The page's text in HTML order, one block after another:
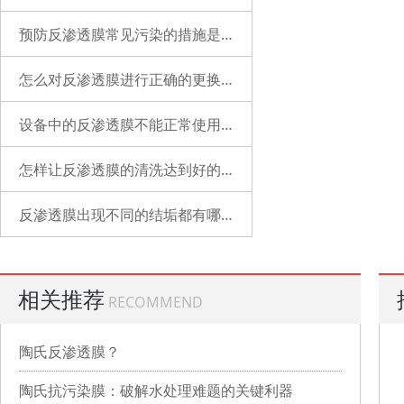
预防反渗透膜常见污染的措施是什么？
怎么对反渗透膜进行正确的更换？
设备中的反渗透膜不能正常使用了是什么原因？
怎样让反渗透膜的清洗达到好的状态？
反渗透膜出现不同的结垢都有哪些表现？
相关推荐 RECOMMEND
陶氏反渗透膜？
陶氏抗污染膜：破解水处理难题的关键利器